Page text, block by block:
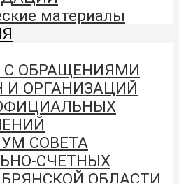
материалы
С ОБРАЩЕНИЯМИ
И ОРГАНИЗАЦИЙ
СОВЕТА
СЧЕТНЫХ
ОБЛАСТИ